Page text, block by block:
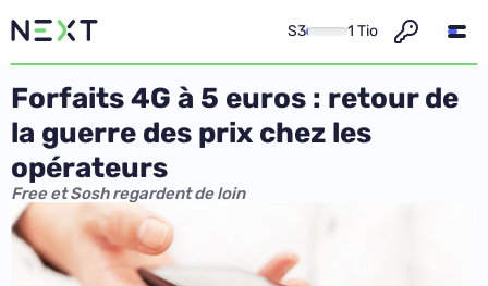
S3 1 Tio
Forfaits 4G à 5 euros : retour de
la guerre des prix chez les
opérateurs
Free et Sosh regardent de loin